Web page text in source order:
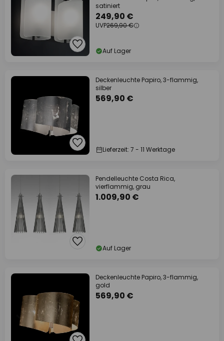
satiniert
249,90 €
UVP269,90 €
Auf Lager
Deckenleuchte Papiro, 3-flammig,
silber
569,90 €
Lieferzeit: 7 - 11 Werktage
Pendelleuchte Costa Rica,
vierflammig, grau
1.009,90 €
Auf Lager
Deckenleuchte Papiro, 3-flammig,
gold
569,90 €